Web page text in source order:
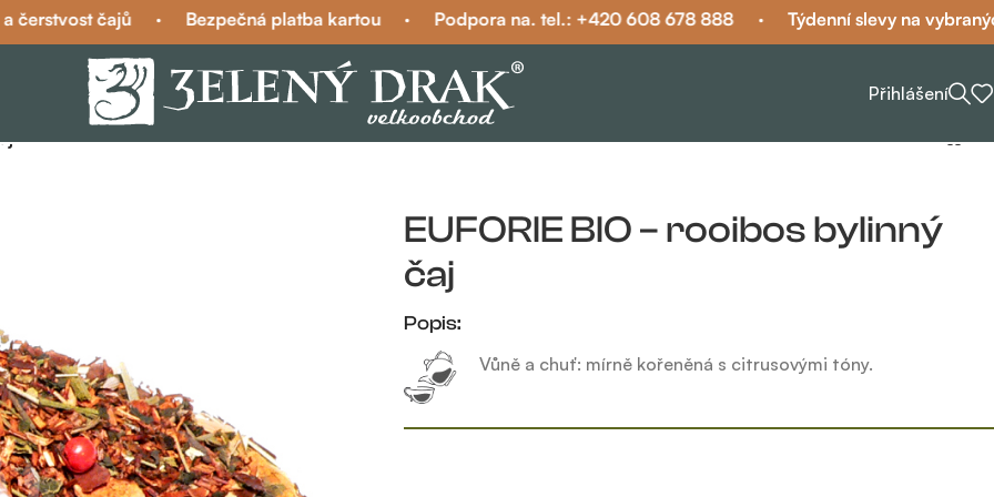
čajů · Bezpečná platba kartou · Podpora na. tel.: +420 608 678 888 · Týdenní slevy na vybraných
Přihlášení
EUFORIE BIO – rooibos bylinný
čaj
Popis:
Vůně a chuť: mírně kořeněná s citrusovými tóny.